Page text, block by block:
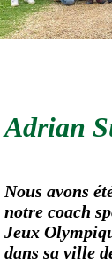
Adrian
Nous avons
notre coach
Jeux
dans sa ville